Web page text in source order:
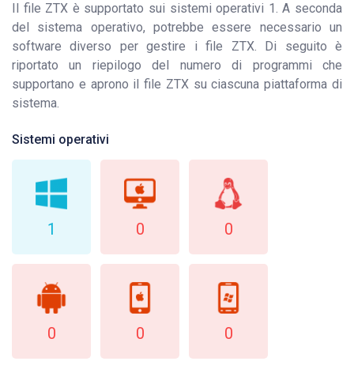
Il file ZTX è supportato sui sistemi operativi 1. A seconda
del sistema operativo, potrebbe essere necessario un
software diverso per gestire i file ZTX. Di seguito è
riportato un riepilogo del numero di programmi che
supportano e aprono il file ZTX su ciascuna piattaforma di
sistema.
Sistemi operativi
1 0 0
0 0 0